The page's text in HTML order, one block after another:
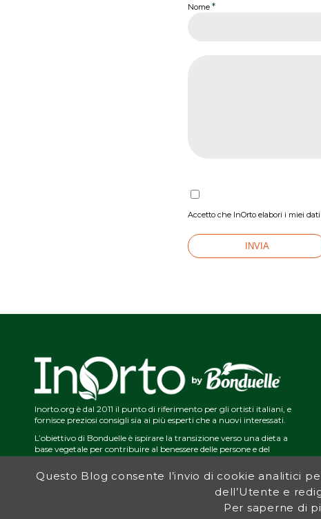
Nome *
Accetto che InOrto elabori i miei
Inorto.org è dal 2011 il punto di riferimento per gli ortisti italiani, e
fornisce preziosi consigli sia ai più esperti che a nuovi interessati.
L’obiettivo di Bonduelle è ispirare la transizione verso una dieta a
base vegetale per contribuire al benessere delle persone e del
per la terra e del rispetto dell’ambiente.
Questo Blog consente l’invio di cookie analitici
dell’Utente e
Per saperne di